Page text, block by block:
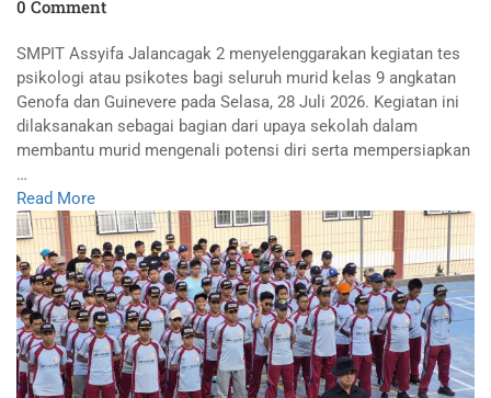
0 Comment
SMPIT Assyifa Jalancagak 2 menyelenggarakan kegiatan tes
psikologi atau psikotes bagi seluruh murid kelas 9 angkatan
Genofa dan Guinevere pada Selasa, 28 Juli 2026. Kegiatan ini
dilaksanakan sebagai bagian dari upaya sekolah dalam
membantu murid mengenali potensi diri serta mempersiapkan
…
Read More